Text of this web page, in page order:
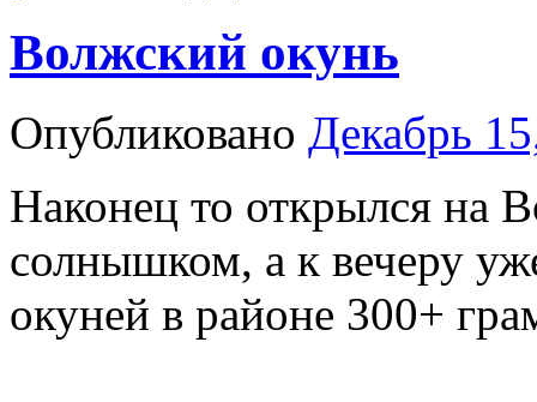
Волжский окунь
Опубликовано Декабрь
Наконец то открылся на
солнышком, а к вечеру
окуней в районе 300+